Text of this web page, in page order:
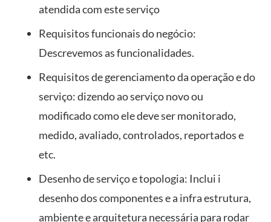
atendida com este serviço
Requisitos funcionais do negócio:
Descrevemos as funcionalidades.
Requisitos de gerenciamento da operação e do
serviço: dizendo ao serviço novo ou
modificado como ele deve ser monitorado,
medido, avaliado, controlados, reportados e
etc.
Desenho de serviço e topologia: Inclui i
desenho dos componentes e a infra estrutura,
ambiente e arquitetura necessária para rodar